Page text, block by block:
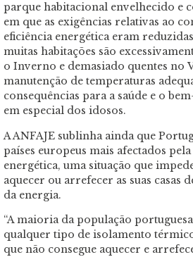
parque habitacional envelhecido e
em que as exigências relativas ao
eficiência energética eram
muitas habitações são
o Inverno e demasiado quentes no
manutenção de temperaturas
consequências para a saúde e o
em especial dos idosos.
A ANFAJE sublinha ainda que
países europeus mais afectados
energética, uma situação que
aquecer ou arrefecer as suas casas
da energia.
“A maioria da população
qualquer tipo de isolamento
que não consegue aquecer e